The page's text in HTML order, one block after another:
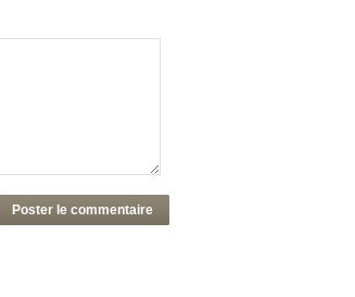
Poster le commentaire